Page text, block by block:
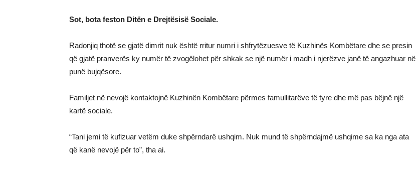
Sot, bota feston Ditën e Drejtësisë Sociale.
Radonjiq thotë se gjatë dimrit nuk është rritur numri i shfrytëzuesve të Kuzhinës Kombëtare dhe se presin
që gjatë pranverës ky numër të zvogëlohet për shkak se një numër i madh i njerëzve janë të angazhuar në
punë bujqësore.
Familjet në nevojë kontaktojnë Kuzhinën Kombëtare përmes famullitarëve të tyre dhe më pas bëjnë një
kartë sociale.
“Tani jemi të kufizuar vetëm duke shpërndarë ushqim. Nuk mund të shpërndajmë ushqime sa ka nga ata
që kanë nevojë për to”, tha ai.